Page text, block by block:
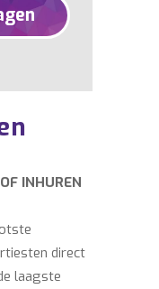
INHUREN
direct
laagste